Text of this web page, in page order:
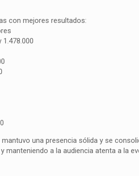
con mejores resultados:
una presencia sólida y se
a la audiencia atenta a la